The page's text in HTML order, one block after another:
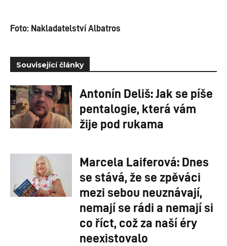
Foto: Nakladatelství Albatros
Související články
Antonín Deliš: Jak se píše
pentalogie, která vám
žije pod rukama
Marcela Laiferová: Dnes
se stává, že se zpěváci
mezi sebou neuznávají,
nemají se rádi a nemají si
co říct, což za naší éry
neexistovalo